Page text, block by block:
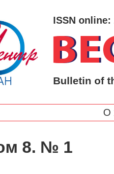
ISSN online:
Bulletin of
О
8. № 1